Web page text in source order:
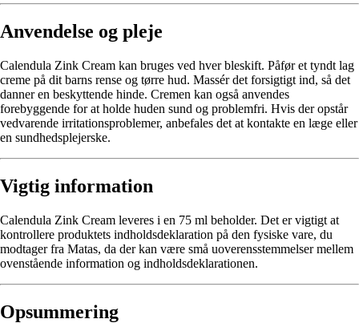
Anvendelse og pleje
Calendula Zink Cream kan bruges ved hver bleskift. Påfør et tyndt lag
creme på dit barns rense og tørre hud. Massér det forsigtigt ind, så det
danner en beskyttende hinde. Cremen kan også anvendes
forebyggende for at holde huden sund og problemfri. Hvis der opstår
vedvarende irritationsproblemer, anbefales det at kontakte en læge eller
en sundhedsplejerske.
Vigtig information
Calendula Zink Cream leveres i en 75 ml beholder. Det er vigtigt at
kontrollere produktets indholdsdeklaration på den fysiske vare, du
modtager fra Matas, da der kan være små uoverensstemmelser mellem
ovenstående information og indholdsdeklarationen.
Opsummering